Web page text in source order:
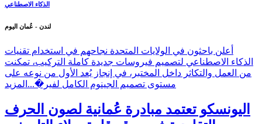
الذكاء الاصطناعي
لندن - عُمان اليوم
أعلن باحثون في الولايات المتحدة نجاحهم في استخدام تقنيات
الذكاء الاصطناعي لتصميم فيروسات جديدة كاملة التركيب، تمكنت
من العمل والتكاثر داخل المختبر، في إنجاز يُعد الأول من نوعه على
مستوى تصميم الجينوم الكامل لفير�... المزيد
اليونسكو تعتمد مبادرة عُمانية لصون الحرف